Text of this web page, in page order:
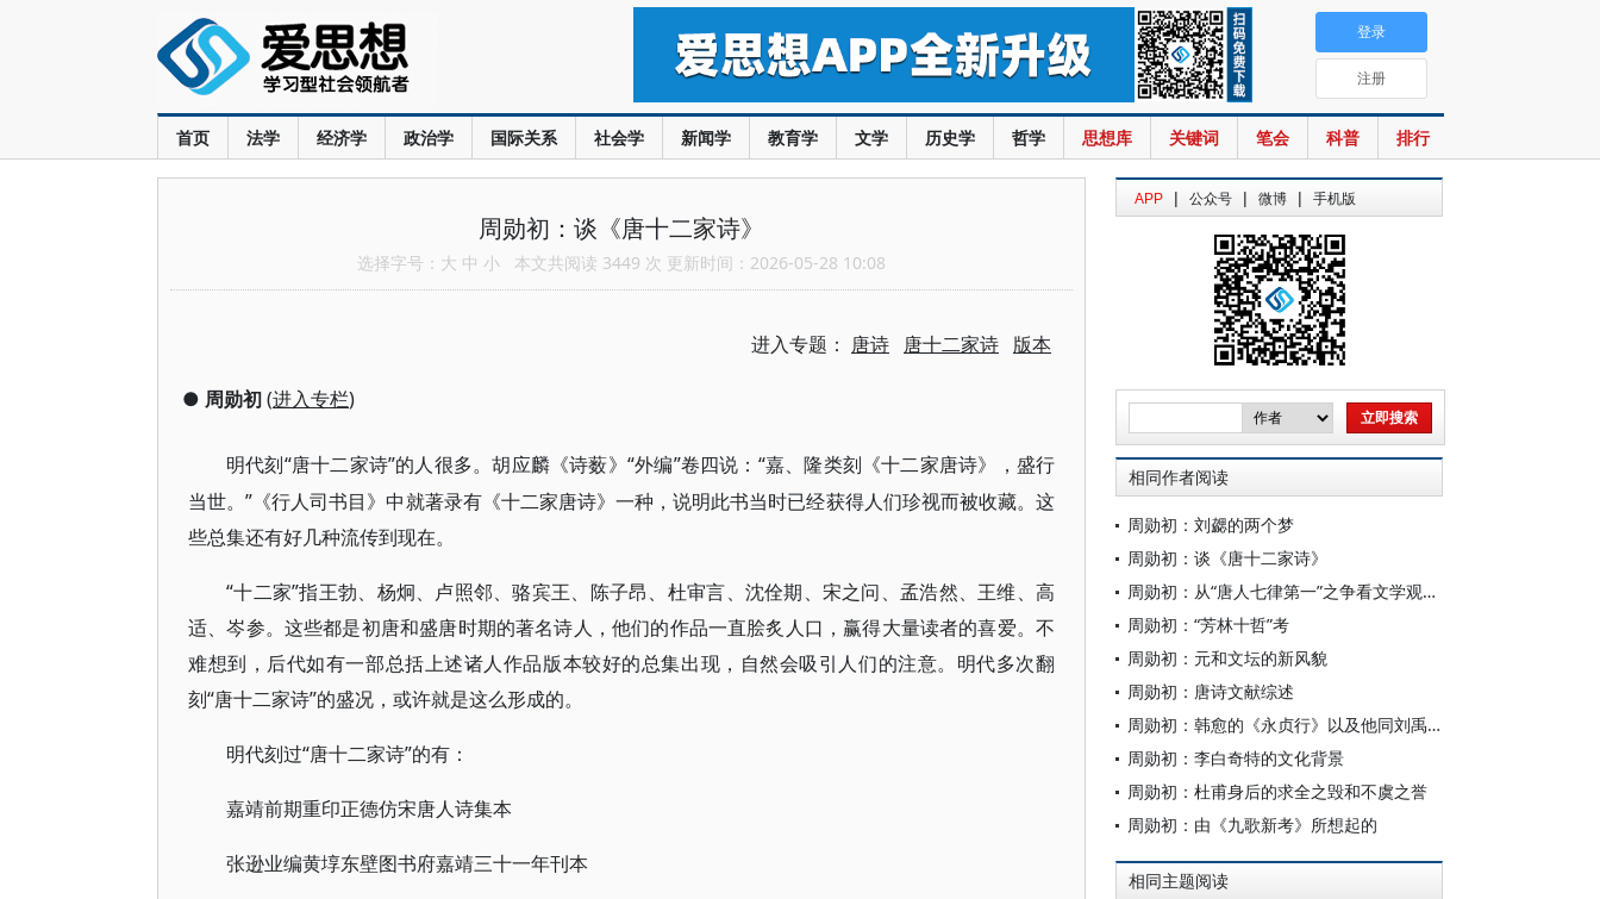
首页 法学 经济学 政治学 国际关系 社会学 新闻学 教育学 文学 历史学 哲学 思想库 关键词 笔会 科普 排行
登录
注册
周勋初：谈《唐十二家诗》
选择字号： 大 中 小 本文共阅读 3449 次 更新时间：2026-05-28 10:08
进入专题： 唐诗 唐十二家诗 版本
● 周勋初(进入专栏)
明代刻 “唐十二家诗”的人很多。胡应麟《诗薮》“外编”卷四说：“嘉、隆类刻《十二家唐诗》，盛行
当世。”《行人司书目》中就著录有《十二家唐诗》一种，说明此书当时已经获得人们珍视而被收藏。这
些总集还有好几种流传到现在。
“十二家”指王勃、杨炯、卢照邻、骆宾王、陈子昂、杜审言、沈佺期、宋之问、孟浩然、王维、高
适、岑参。这些都是初唐和盛唐时期的著名诗人，他们的作品一直脍炙人口，赢得大量读者的喜爱。不
难想到，后代如有一部总括上述诸人作品版本较好的总集出现，自然会吸引人们的注意。明代多次翻
刻“唐十二家诗”的盛况，或许就是这么形成的。
明代刻过“唐十二家诗”的有：
嘉靖前期重印正德仿宋唐人诗集本
张逊业编黄埻东壁图书府嘉靖三十一年刊本
APP | 公众号 | 微博 | 手机版
相同作者阅读
周勋初：刘勰的两个梦
周勋初：谈《唐十二家诗》
周勋初：从“唐人七律第一”之争看文学观念的演变
周勋初：“芳林十哲”考
周勋初：元和文坛的新风貌
周勋初：唐诗文献综述
周勋初：韩愈的《永贞行》以及他同刘禹锡的交谊始末
周勋初：李白奇特的文化背景
周勋初：杜甫身后的求全之毁和不虞之誉
周勋初：由《九歌新考》所想起的
相同主题阅读